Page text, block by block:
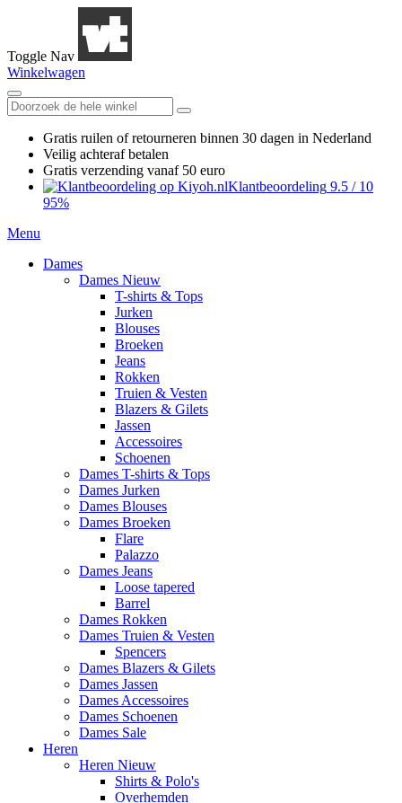
Toggle Nav
Winkelwagen
Gratis ruilen of retourneren binnen 30 dagen in Nederland
Veilig achteraf betalen
Gratis verzending vanaf 50 euro
Klantbeoordeling 9.5 / 10
95%
Menu
Dames
Dames Nieuw
T-shirts & Tops
Jurken
Blouses
Broeken
Jeans
Rokken
Truien & Vesten
Blazers & Gilets
Jassen
Accessoires
Schoenen
Dames T-shirts & Tops
Dames Jurken
Dames Blouses
Dames Broeken
Flare
Palazzo
Dames Jeans
Loose tapered
Barrel
Dames Rokken
Dames Truien & Vesten
Spencers
Dames Blazers & Gilets
Dames Jassen
Dames Accessoires
Dames Schoenen
Dames Sale
Heren
Heren Nieuw
Shirts & Polo's
Overhemden